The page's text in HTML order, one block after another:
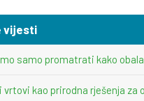
vijesti
samo promatrati kako
vrtovi kao prirodna rješenja za